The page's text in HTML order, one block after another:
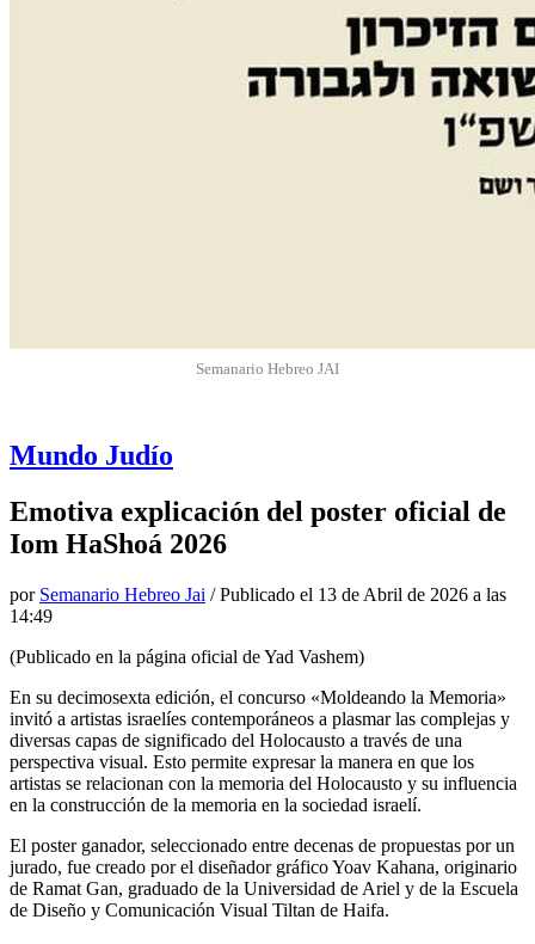
Semanario Hebreo JAI
Mundo Judío
Emotiva explicación del poster oficial de
Iom HaShoá 2026
por Semanario Hebreo Jai / Publicado el 13 de Abril de 2026 a las
14:49
(Publicado en la página oficial de Yad Vashem)
En su decimosexta edición, el concurso «Moldeando la Memoria»
invitó a artistas israelíes contemporáneos a plasmar las complejas y
diversas capas de significado del Holocausto a través de una
perspectiva visual. Esto permite expresar la manera en que los
artistas se relacionan con la memoria del Holocausto y su influencia
en la construcción de la memoria en la sociedad israelí.
El poster ganador, seleccionado entre decenas de propuestas por un
jurado, fue creado por el diseñador gráfico Yoav Kahana, originario
de Ramat Gan, graduado de la Universidad de Ariel y de la Escuela
de Diseño y Comunicación Visual Tiltan de Haifa.